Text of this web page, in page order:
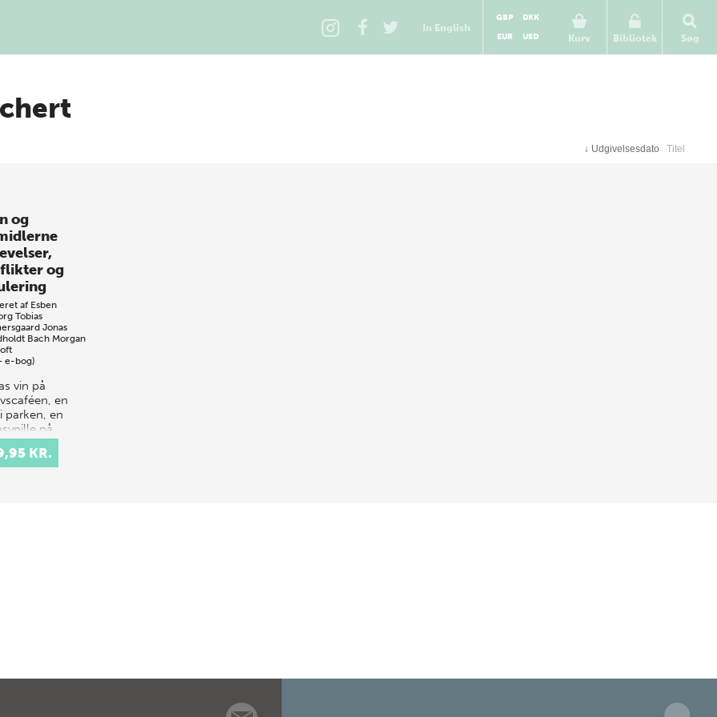
In English
Kurv
GBP
DKK
EUR
USD Bibliotek Søg
↓ Udgivelsesdato Titel
og
og
af Esben
Tobias
Jonas
Bach Morgan
e-bog)
vin på
en
parken, en
på
eller et
heroin i
Det
KR.